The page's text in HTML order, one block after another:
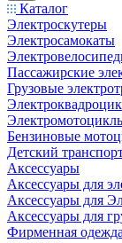
Каталог
Электроскутеры
Электросамокаты
Пассажирские
Грузовые
Бензиновые
Детский
Аксессуары
Аксессуары для
Аксессуары для
Аксессуары для
Фирменная